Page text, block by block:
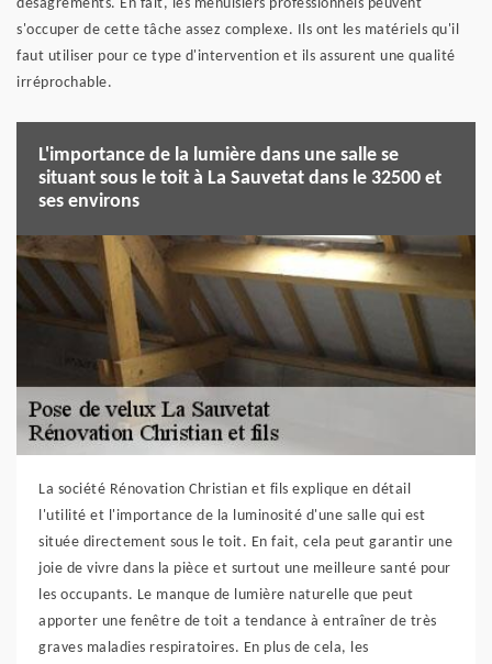
désagréments. En fait, les menuisiers professionnels peuvent
s'occuper de cette tâche assez complexe. Ils ont les matériels qu'il
faut utiliser pour ce type d'intervention et ils assurent une qualité
irréprochable.
L'importance de la lumière dans une salle se
situant sous le toit à La Sauvetat dans le 32500 et
ses environs
La société Rénovation Christian et fils explique en détail
l'utilité et l'importance de la luminosité d'une salle qui est
située directement sous le toit. En fait, cela peut garantir une
joie de vivre dans la pièce et surtout une meilleure santé pour
les occupants. Le manque de lumière naturelle que peut
apporter une fenêtre de toit a tendance à entraîner de très
graves maladies respiratoires. En plus de cela, les